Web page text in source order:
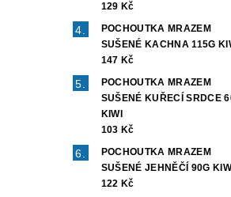
129 Kč
POCHOUTKA MRAZEM
SUŠENÉ KACHNA 115G
147 Kč
POCHOUTKA MRAZEM
SUŠENÉ KUŘECÍ SRDCE
KIWI
103 Kč
POCHOUTKA MRAZEM
SUŠENÉ JEHNĚČÍ 90G
122 Kč